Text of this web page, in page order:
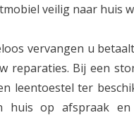
veilig naar huis
vervangen u
reparaties. Bij een
leentoestel ter
huis op afspraak